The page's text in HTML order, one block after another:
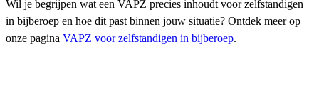
Wil je begrijpen wat een VAPZ precies inhoudt voor zelfstandigen
in bijberoep en hoe dit past binnen jouw situatie? Ontdek meer op
onze pagina VAPZ voor zelfstandigen in bijberoep.